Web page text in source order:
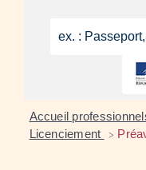
Accueil
Licenciement >